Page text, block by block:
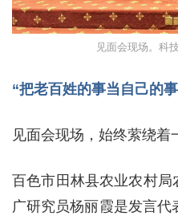
见面会现场。科
“把老百姓的事当自己的
见面会现场，始终萦绕着
百色市田林县农业农村
广研究员杨丽霞是发言